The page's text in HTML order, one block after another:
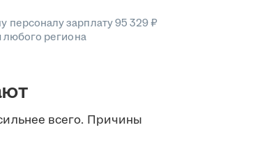
персоналу зарплату 95 329 ₽
любого региона
всего. Причины